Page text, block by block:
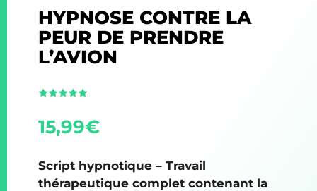
HYPNOSE CONTRE LA
PEUR DE PRENDRE
L’AVION
15,99€
Script hypnotique – Travail
thérapeutique complet contenant la